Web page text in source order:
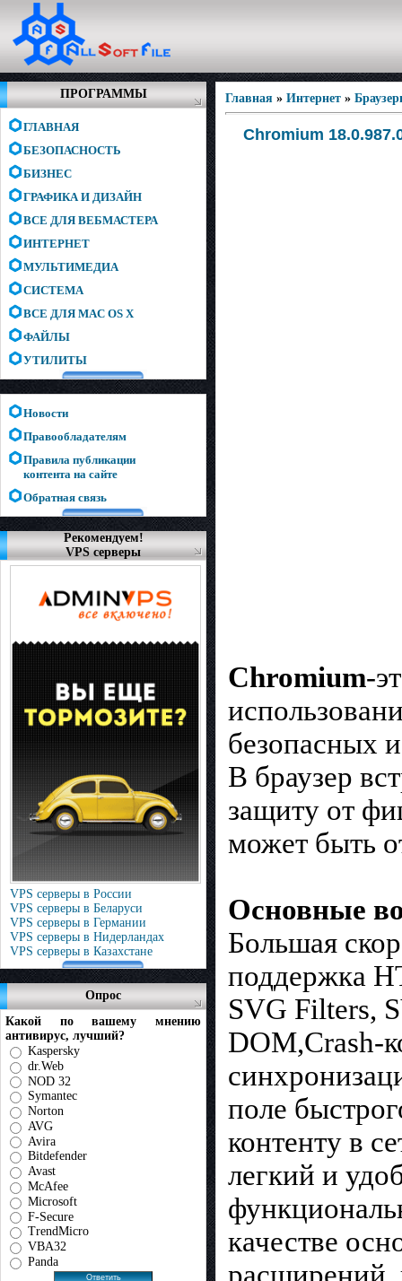
ПРОГРАММЫ
ГЛАВНАЯ
БЕЗОПАСНОСТЬ
БИЗНЕС
ГРАФИКА И ДИЗАЙН
ВСЕ ДЛЯ ВЕБМАСТЕРА
ИНТЕРНЕТ
МУЛЬТИМЕДИА
СИСТЕМА
ВСЕ ДЛЯ MAC OS X
ФАЙЛЫ
УТИЛИТЫ
Новости
Правообладателям
Правила публикации
контента на сайте
Обратная связь
Рекомендуем!
VPS серверы
VPS серверы в России
VPS серверы в Беларуси
VPS серверы в Германии
VPS серверы в Нидерландах
VPS серверы в Казахстане
Опрос
Какой по вашему мнению
антивирус, лучший?
Kaspersky
dr.Web
NOD 32
Symantec
Norton
AVG
Avira
Bitdefender
Avast
McAfee
Microsoft
F-Secure
TrendMicro
VBA32
Panda
Главная » Интернет »
Chromium
Chromium-
безопасных
В браузер
защиту от
может быть
Основные
Большая
поддержка
SVG Filters,
DOM,Crash-
поле
контенту в
легкий и
качестве